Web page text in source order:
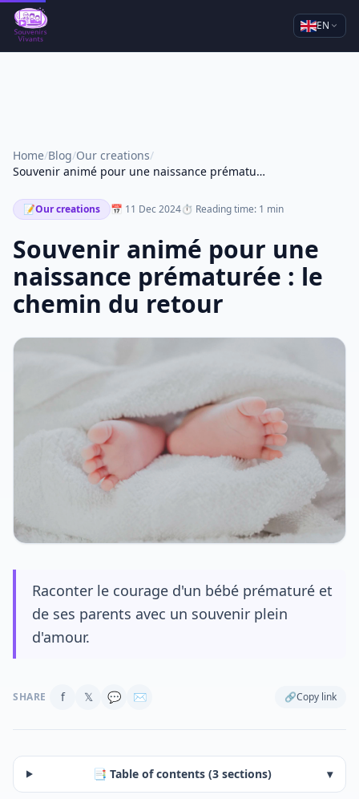
EN
Home/Blog/Our creations/
Souvenir animé pour une naissance prématurée : le chemin du retour
📝Our creations 📅 11 Dec 2024⏱ Reading time: 1 min
Souvenir animé pour une
naissance prématurée : le
chemin du retour
Raconter le courage d'un bébé prématuré et
de ses parents avec un souvenir plein
d'amour.
SHARE f 𝕏 💬 ✉ 🔗Copy link
📑 Table of contents (3 sections) ▾